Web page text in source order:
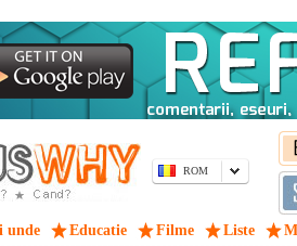
ROM
unde Educatie Filme Liste